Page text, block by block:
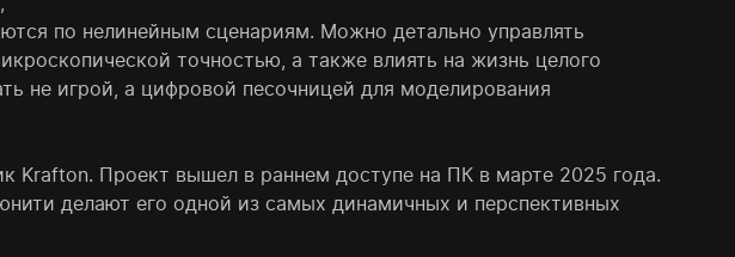
по нелинейным сценариям. Можно детально управлять
точностью, а также влиять на жизнь целого
не игрой, а цифровой песочницей для моделирования
Krafton. Проект вышел в раннем доступе на ПК в марте 2025 года.
делают его одной из самых динамичных и перспективных